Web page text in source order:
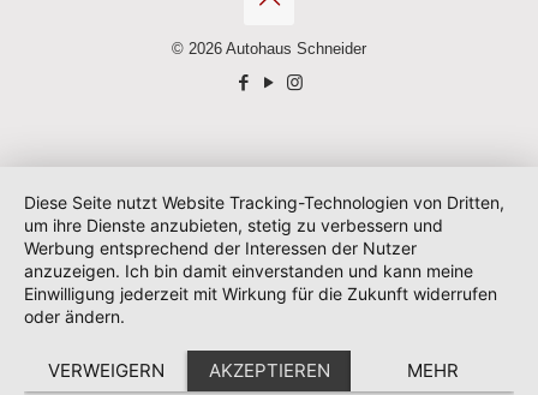
© 2026 Autohaus Schneider
Diese Seite nutzt Website Tracking-Technologien von Dritten,
um ihre Dienste anzubieten, stetig zu verbessern und
Werbung entsprechend der Interessen der Nutzer
anzuzeigen. Ich bin damit einverstanden und kann meine
Einwilligung jederzeit mit Wirkung für die Zukunft widerrufen
oder ändern.
VERWEIGERN AKZEPTIEREN MEHR